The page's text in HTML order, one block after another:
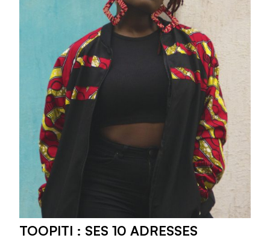
TOOPITI : SES 10 ADRESSES